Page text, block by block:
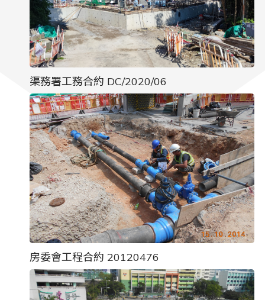
渠務署工務合約 DC/2020/06
房委會工程合約 20120476